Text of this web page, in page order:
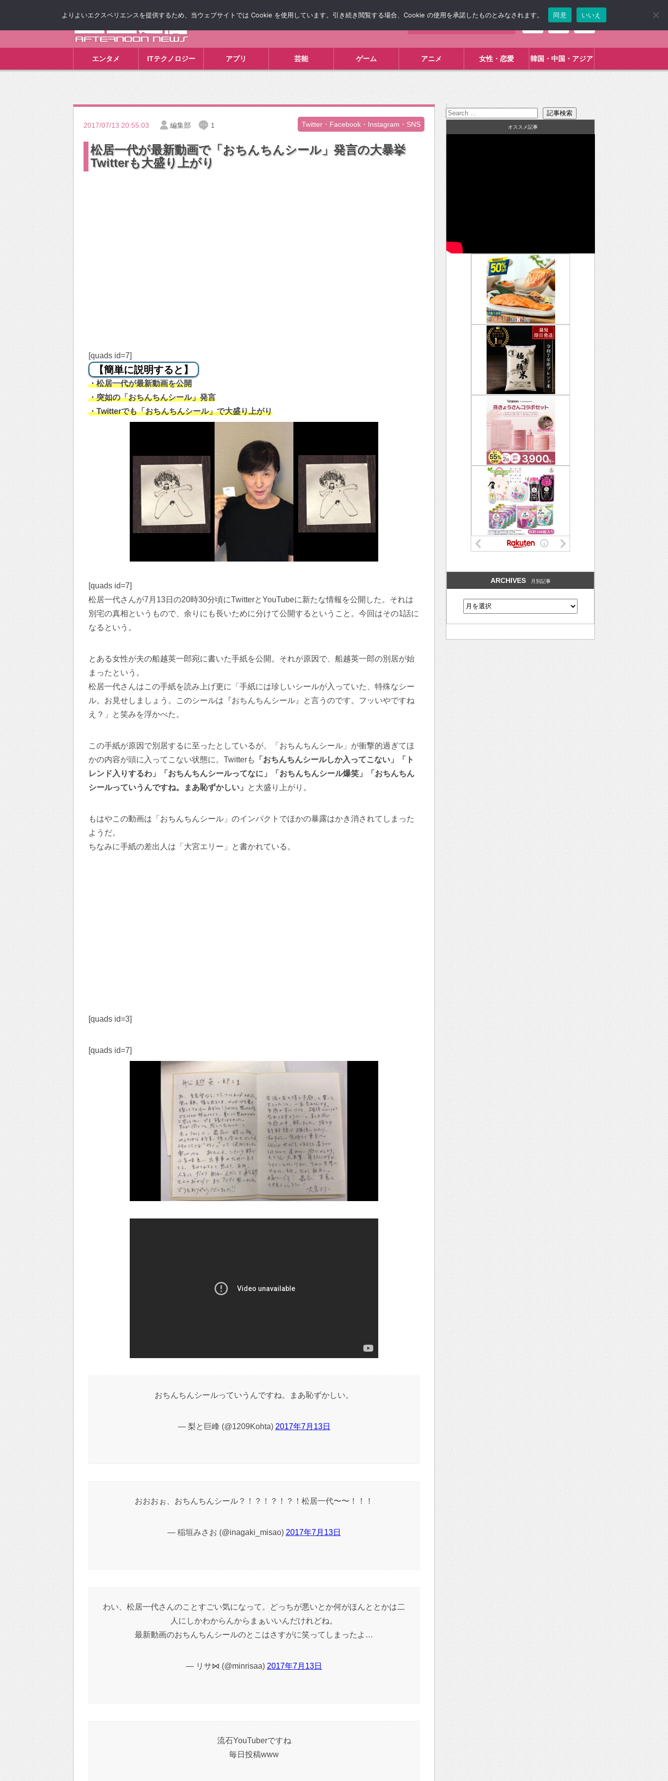
エンタメ ITテクノロジー アプリ 芸能 ゲーム アニメ 女性・恋愛 韓国・中国・アジア
2017/07/13 20:55:03 編集部 1 Twitter・Facebook・Instagram・SNS
松居一代が最新動画で「おちんちんシール」発言の大暴挙
Twitterも大盛り上がり
[quads id=7]
【簡単に説明すると】
・松居一代が最新動画を公開
・突如の「おちんちんシール」発言
・Twitterでも「おちんちんシール」で大盛り上がり
[quads id=7]
松居一代さんが7月13日の20時30分頃にTwitterとYouTubeに新たな情報を公開した。それは
別宅の真相というもので、余りにも長いために分けて公開するということ。今回はその1話に
なるという。
とある女性が夫の船越英一郎宛に書いた手紙を公開。それが原因で、船越英一郎の別居が始
まったという。
松居一代さんはこの手紙を読み上げ更に「手紙には珍しいシールが入っていた、特殊なシー
ル。お見せしましょう。このシールは『おちんちんシール』と言うのです。フッいやですね
え？」と笑みを浮かべた。
この手紙が原因で別居するに至ったとしているが、「おちんちんシール」が衝撃的過ぎてほ
かの内容が頭に入ってこない状態に。Twitterも
「おちんちんシールしか入ってこない」「ト
レンド入りするわ」「おちんちんシールってなに」「おちんちんシール爆笑」「おちんちん
シールっていうんですね。まあ恥ずかしい」
と大盛り上がり。
もはやこの動画は「おちんちんシール」のインパクトでほかの暴露はかき消されてしまった
ようだ。
ちなみに手紙の差出人は「大宮エリー」と書かれている。
[quads id=3]
[quads id=7]
おちんちんシールっていうんですね。まあ恥ずかしい。
— 梨と巨峰 (@1209Kohta) 2017年7月13日
おおおぉ、おちんちんシール？！？！？！？！松居一代〜〜！！！
— 稲垣みさお (@inagaki_misao) 2017年7月13日
わい、松居一代さんのことすごい気になって。どっちが悪いとか何がほんととかは二
人にしかわからんからまぁいいんだけれどね。
最新動画のおちんちんシールのとこはさすがに笑ってしまったよ…
— リサ⋈ (@minrisaa) 2017年7月13日
流石YouTuberですね
毎日投稿www
:
オススメ記事
ARCHIVES 月別記事
よりよいエクスペリエンスを提供するため、当ウェブサイトでは Cookie を使用しています。引き続き閲覧する場合、Cookie の使用を承諾したものとみなされます。 同意 いいえ